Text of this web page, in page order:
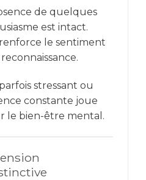
de quelques
est intact.
le sentiment
stressant ou
constante joue
le bien-être mental.